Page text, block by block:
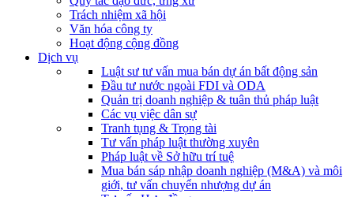
Trách nhiệm xã hội
Văn hóa công ty
Hoạt động cộng đồng
Dịch vụ
Luật sư tư vấn mua bán dự án bất động sản
Đầu tư nước ngoài FDI và ODA
Quản trị doanh nghiệp & tuân thủ pháp luật
Các vụ việc dân sự
Tranh tụng & Trọng tài
Tư vấn pháp luật thường xuyên
Pháp luật về Sở hữu trí tuệ
Mua bán sáp nhập doanh nghiệp (M&A) và môi
giới, tư vấn chuyển nhượng dự án